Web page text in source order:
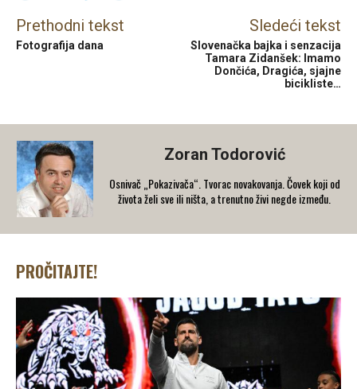
Prethodni tekst
Fotografija dana
Sledeći tekst
Slovenačka bajka i senzacija
Tamara Zidanšek: Imamo
Dončića, Dragića, sjajne
bicikliste…
Zoran Todorović
Osnivač „Pokazivača“. Tvorac novakovanja. Čovek koji od
života želi sve ili ništa, a trenutno živi negde između.
PROČITAJTE!